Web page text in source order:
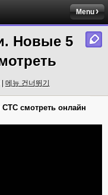
Menu
Новые 5
메뉴 건너뛰기
смотреть онлайн